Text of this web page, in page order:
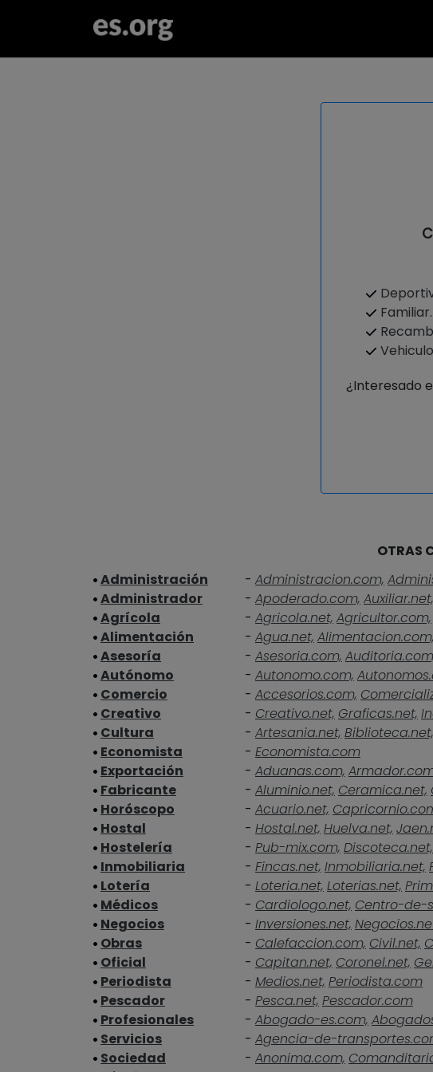
¿Interesado
OTRAS
Administración
- Administracion.com,
Administrador
- Apoderado.com, Auxiliar.net,
Agrícola
- Agricola.net, Agricultor.com,
Alimentación
- Agua.net, Alimentacion.com,
Asesoría
- Asesoria.com,
Autónomo
- Autonomo.com,
Comercio
- Accesorios.com,
Creativo
- Creativo.net, Graficas.net,
Cultura
- Artesania.net, Biblioteca.net,
Economista
- Economista.com
Exportación
- Aduanas.com,
Fabricante
- Aluminio.net, Ceramica.net,
Horóscopo
- Acuario.net,
Hostal
- Hostal.net, Huelva.net,
Hostelería
- Pub-mix.com, Discoteca.net,
Inmobiliaria
- Fincas.net, Inmobiliaria.net,
Lotería
- Loteria.net, Loterias.net,
Médicos
- Cardiologo.net, Centro-de-
Negocios
- Inversiones.net,
Obras
- Calefaccion.com, Civil.net,
Oficial
- Capitan.net, Coronel.net,
Periodista
- Medios.net, Periodista.com
Pescador
- Pesca.net, Pescador.com
Profesionales
- Abogado-es.com,
Servicios
- Agencia-de-
Sociedad
- Anonima.com,